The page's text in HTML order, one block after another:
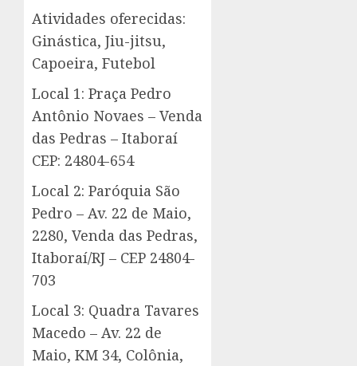
Atividades oferecidas:
Ginástica, Jiu-jitsu,
Capoeira, Futebol
Local 1: Praça Pedro
Antônio Novaes – Venda
das Pedras – Itaboraí
CEP: 24804-654
Local 2: Paróquia São
Pedro – Av. 22 de Maio,
2280, Venda das Pedras,
Itaboraí/RJ – CEP 24804-
703
Local 3: Quadra Tavares
Macedo – Av. 22 de
Maio, KM 34, Colônia,